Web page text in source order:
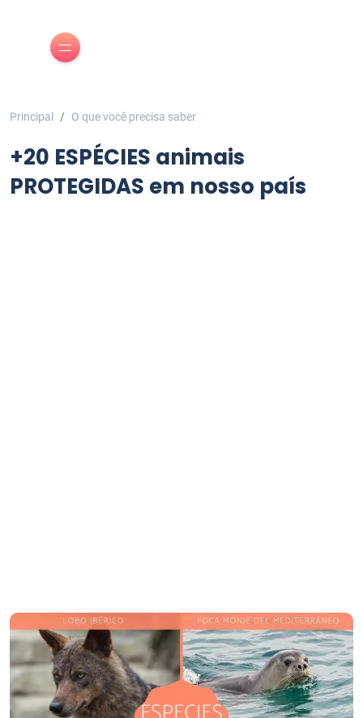
Principal O que você precisa saber
+20 ESPÉCIES animais
PROTEGIDAS em nosso país